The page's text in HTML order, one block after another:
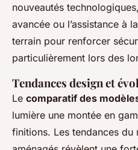
nouveautés
avancée ou l’assistance à
terrain pour renforcer
particulièrement lors des
Tendances design et
Le comparatif des
lumière une montée en
finitions. Les tendances du